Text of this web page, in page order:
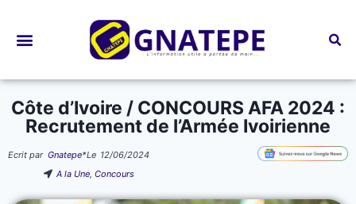
Côte d’Ivoire / CONCOURS AFA 2024 :
Recrutement de l’Armée Ivoirienne
Ecrit par Gnatepe*Le 12/06/2024
A la Une,Concours